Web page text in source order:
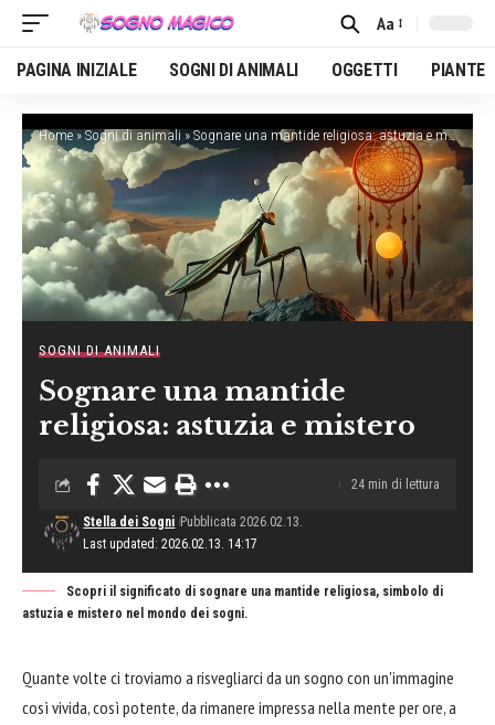
Font
Resizer
Aa
PAGINA INIZIALE SOGNI DI ANIMALI OGGETTI PIANTE
Home »Sogni di animali » Sognare una mantide religiosa: astuzia e mistero
SOGNI DI ANIMALI
Sognare una mantide
religiosa: astuzia e mistero
Last updated: 2026.02.13. 14:17
Stella dei Sogni Pubblicata 2026.02.13.
24 min di lettura
Scopri il significato di sognare una mantide religiosa, simbolo di
astuzia e mistero nel mondo dei sogni.
Quante volte ci troviamo a risvegliarci da un sogno con un'immagine
così vivida, così potente, da rimanere impressa nella mente per ore, a